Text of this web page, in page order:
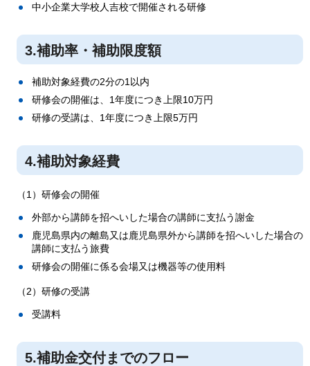
中小企業大学校人吉校で開催される研修
3.補助率・補助限度額
補助対象経費の2分の1以内
研修会の開催は、1年度につき上限10万円
研修の受講は、1年度につき上限5万円
4.補助対象経費
（1）研修会の開催
外部から講師を招へいした場合の講師に支払う謝金
鹿児島県内の離島又は鹿児島県外から講師を招へいした場合の
講師に支払う旅費
研修会の開催に係る会場又は機器等の使用料
（2）研修の受講
受講料
5.補助金交付までのフロー